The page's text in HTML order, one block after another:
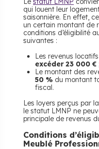
qui louent leur
saisonnière. En effet,
un certain montant de
conditions d’éligibilité
suivantes :
Les revenus
excéder 23 000 €
Le montant des
50 % du montant
fiscal.
Les loyers perçus par
le statut LMNP ne
principale de revenus
Conditions
Meublé